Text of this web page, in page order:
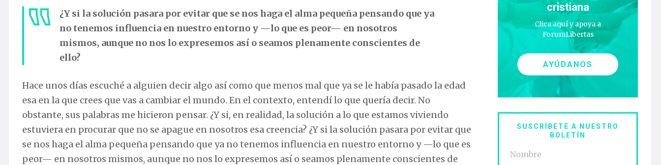
¿Y si la solución pasara por evitar que se nos haga el alma pequeña pensando que ya
no tenemos influencia en nuestro entorno y —lo que es peor— en nosotros
mismos, aunque no nos lo expresemos así o seamos plenamente conscientes de
ello?
Hace unos días escuché a alguien decir algo así como que menos mal que ya se le había pasado la edad
esa en la que crees que vas a cambiar el mundo. En el contexto, entendí lo que quería decir. No
obstante, sus palabras me hicieron pensar. ¿Y si, en realidad, la solución a lo que estamos viviendo
estuviera en procurar que no se apague en nosotros esa creencia? ¿Y si la solución pasara por evitar que
se nos haga el alma pequeña pensando que ya no tenemos influencia en nuestro entorno y —lo que es
peor— en nosotros mismos, aunque no nos lo expresemos así o seamos plenamente conscientes de
cristiana
Clica aquí y apoya a
ForumLibertas
AYÚDANOS
SUSCRÍBETE A NUESTRO
BOLETÍN